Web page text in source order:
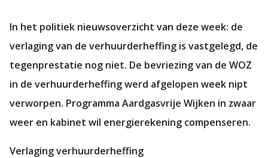
In het politiek nieuwsoverzicht van deze week: de
verlaging van de verhuurderheffing is vastgelegd, de
tegenprestatie nog niet. De bevriezing van de WOZ
in de verhuurderheffing werd afgelopen week nipt
verworpen. Programma Aardgasvrije Wijken in zwaar
weer en kabinet wil energierekening compenseren.
Verlaging verhuurderheffing